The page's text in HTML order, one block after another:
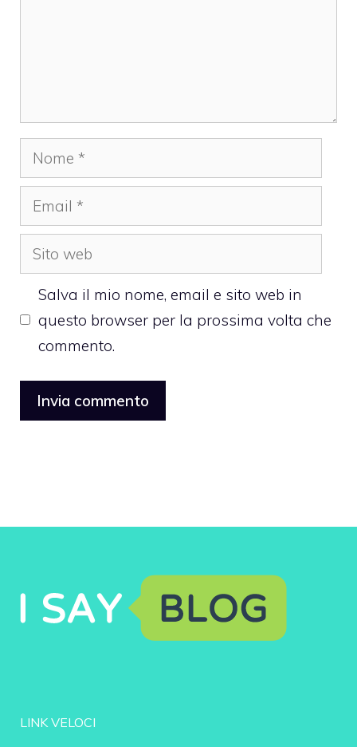
Nome
Email
Sito
web
Salva il mio nome, email e sito web in
questo browser per la prossima volta che
commento.
LINK VELOCI